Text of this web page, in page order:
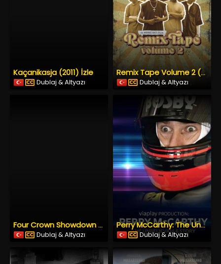
Kaçanikasja (2011) İzle
Dublaj & Altyazı
Remix Tape Volume 2 (2004) İzle
Dublaj & Altyazı
Four Crown Showdown (2024) İzle
Dublaj & Altyazı
Perry McCarthy: The Unbelievable Story (2022) İzle
Dublaj & Altyazı